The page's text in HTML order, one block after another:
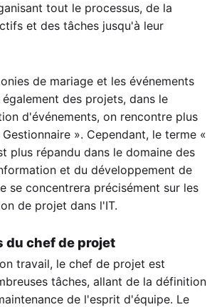
tout le processus, de la
et des tâches jusqu'à leur
de mariage et les événements
des projets, dans le
d'événements, on rencontre plus
». Cependant, le terme «
plus répandu dans le domaine des
et du développement de
se concentrera précisément sur les
de projet dans l'IT.
du chef de projet
travail, le chef de projet est
tâches, allant de la définition
de l'esprit d'équipe. Le